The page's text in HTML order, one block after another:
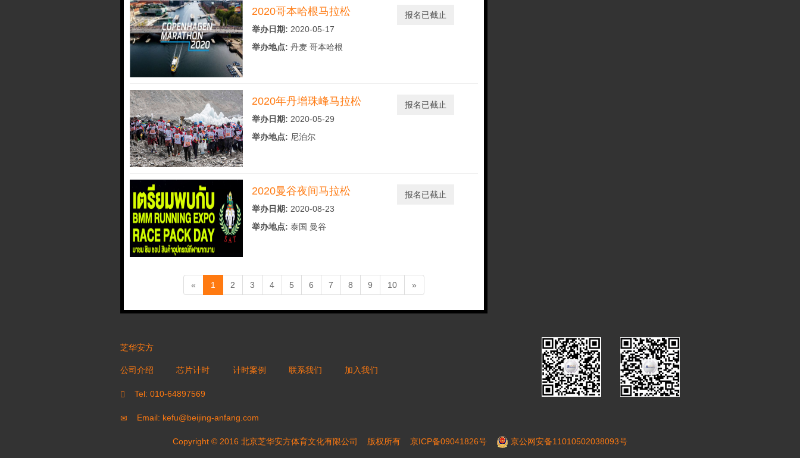
2020哥本哈根马拉松
举办日期: 2020-05-17
举办地点: 丹麦 哥本哈根
报名已截止
2020年丹增珠峰马拉松
举办日期: 2020-05-29
举办地点: 尼泊尔
报名已截止
2020曼谷夜间马拉松
举办日期: 2020-08-23
举办地点: 泰国 曼谷
报名已截止
« 1 (current)
2 3 4 5 6 7 8 9 10 »
芝华安方
公司介绍 芯片计时 计时案例 联系我们 加入我们
Tel: 010-64897569
Email: kefu@beijing-anfang.com
Copyright © 2016 北京芝华安方体育文化有限公司 版权所有 京ICP备09041826号 京公网安备11010502038093号